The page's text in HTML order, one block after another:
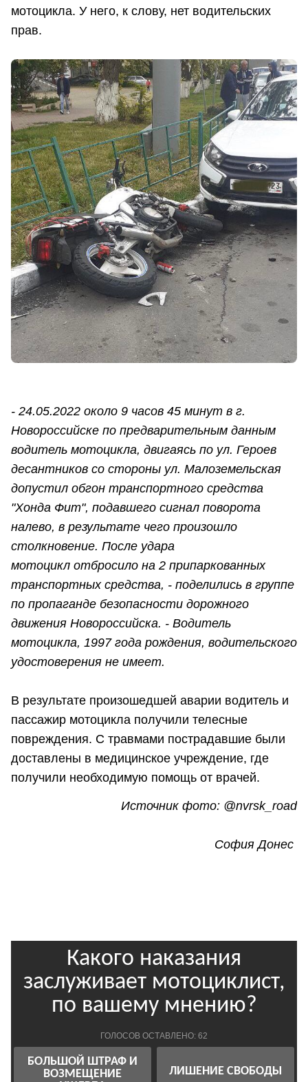
мотоцикла. У него, к слову, нет водительских
прав.
- 24.05.2022 около 9 часов 45 минут в г.
Новороссийске по предварительным данным
водитель мотоцикла, двигаясь по ул. Героев
десантников со стороны ул. Малоземельская
допустил обгон транспортного средства
"Хонда Фит", подавшего сигнал поворота
налево, в результате чего произошло
столкновение. После удара
мотоцикл отбросило на 2 припаркованных
транспортных средства, - поделились в группе
по пропаганде безопасности дорожного
движения Новороссийска. - Водитель
мотоцикла, 1997 года рождения, водительского
удостоверения не имеет.
В результате произошедшей аварии водитель и
пассажир мотоцикла получили телесные
повреждения. С травмами пострадавшие были
доставлены в медицинское учреждение, где
получили необходимую помощь от врачей.
Источник фото: @nvrsk_road
София Донес